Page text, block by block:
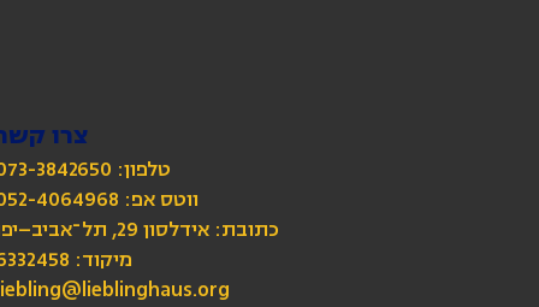
צרו
טלפון: 073-3842650
כתובת: אידלסון 29, תל־אביב–יפו
מיקוד: 6332458